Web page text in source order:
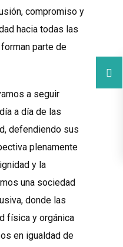
compromiso y
hacia todas las
parte de
a seguir
a día de las
defendiendo sus
plenamente
y la
una sociedad
donde las
física y orgánica
en igualdad de